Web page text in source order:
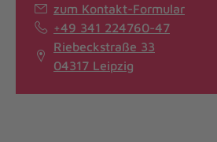
zum Kontakt-Formular
+49 341 224760-47
Riebeckstraße 33
04317 Leipzig